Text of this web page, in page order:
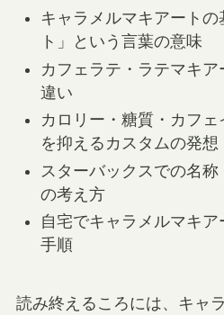
キャラメルマキアート
ト」という言葉の意味
カフェラテ・ラテマキ
違い
カロリー・糖質・カフ
を抑えるカスタムの発想
スターバックスでの名
の考え方
自宅でキャラメルマキ
手順
読み終えるころには、キャ